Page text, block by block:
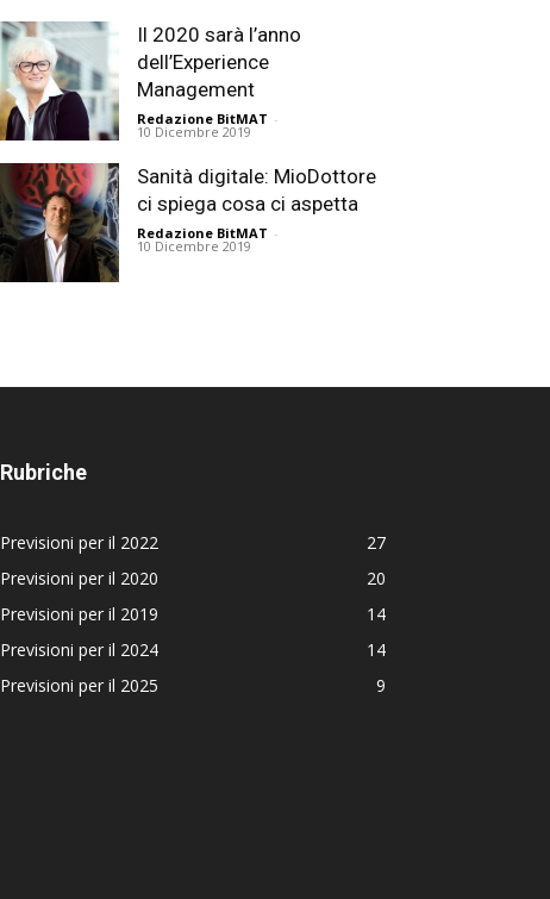
Il 2020 sarà l’anno
dell’Experience
Management
Redazione BitMAT -
10 Dicembre 2019
Sanità digitale: MioDottore
ci spiega cosa ci aspetta
Redazione BitMAT -
10 Dicembre 2019
Rubriche
Previsioni per il 2022
27
Previsioni per il 2020
20
Previsioni per il 2019
14
Previsioni per il 2024
14
Previsioni per il 2025
9